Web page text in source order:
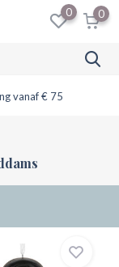
0 0
vanaf € 75